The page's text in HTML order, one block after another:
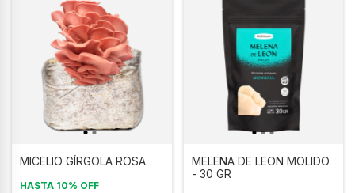
MICELIO GÍRGOLA ROSA
HASTA 10% OFF
MELENA DE LEON MOLIDO
- 30 GR